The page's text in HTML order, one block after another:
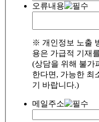
오류내용
※ 개인정보 노출
용은 가급적 기재
(상담을 위해 불가
한다면, 가능한 최
기 바랍니다.)
메일주소